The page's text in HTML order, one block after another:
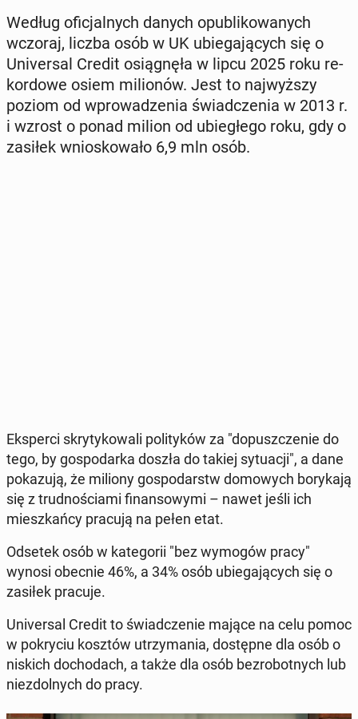
Według ofi­cjal­nych danych opu­bli­ko­wa­nych
wczoraj, liczba osób w UK ubie­ga­ją­cych się o
Uni­ver­sal Credit osią­gnę­ła w lipcu 2025 roku re­
kor­do­we osiem mi­lio­nów. Jest to naj­wyż­szy
poziom od wpro­wa­dze­nia świad­cze­nia w 2013 r.
i wzrost o ponad milion od ubie­głe­go roku, gdy o
zasiłek wnio­sko­wa­ło 6,9 mln osób.
Eks­per­ci skry­ty­ko­wa­li po­li­ty­ków za "do­pusz­cze­nie do
tego, by go­spo­dar­ka doszła do takiej sy­tu­acji", a dane
po­ka­zu­ją, że miliony go­spo­darstw do­mo­wych bo­ry­ka­ją
się z trud­no­ścia­mi fi­nan­so­wy­mi – nawet jeśli ich
miesz­kań­cy pracują na pełen etat.
Odsetek osób w ka­te­go­rii "bez wymogów pracy"
wynosi obecnie 46%, a 34% osób ubie­ga­ją­cych się o
zasiłek pracuje.
Uni­ver­sal Credit to świad­cze­nie mające na celu pomoc
w po­kry­ciu kosztów utrzy­ma­nia, do­stęp­ne dla osób o
niskich do­cho­dach, a także dla osób bez­ro­bot­nych lub
nie­zdol­nych do pracy.